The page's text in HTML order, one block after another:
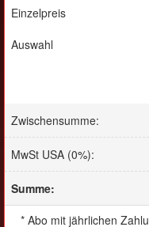
Zwischensumme:
MwSt USA (0%):
Summe:
* Abo mit jährlichen